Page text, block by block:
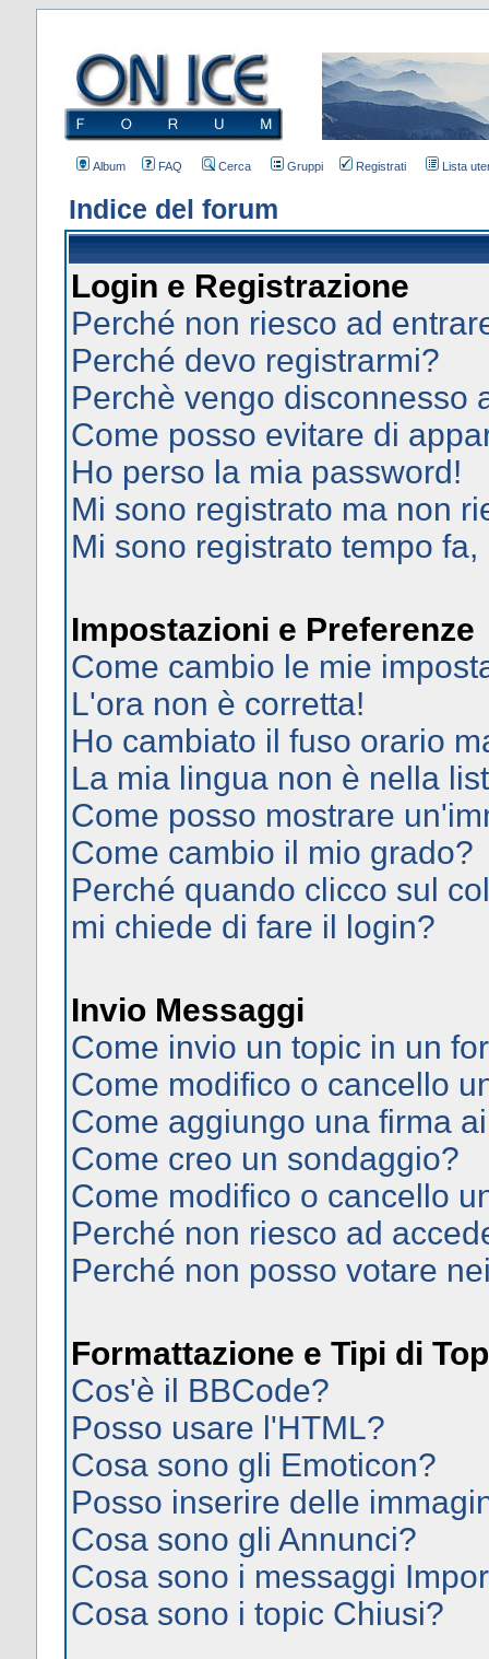
Album FAQ Cerca Gruppi Registrati Lista
Indice del forum
Login e Registrazione
Perché non riesco ad
Perché devo registrarmi?
Perchè vengo disconnesso
Come posso evitare di
Ho perso la mia password!
Mi sono registrato ma non
Mi sono registrato tempo
Impostazioni e Preferenze
Come cambio le mie
L'ora non è corretta!
Ho cambiato il fuso orario
La mia lingua non è nella
Come posso mostrare
Come cambio il mio grado?
Perché quando clicco sul
mi chiede di fare il login?
Invio Messaggi
Come invio un topic in un
Come modifico o cancello
Come aggiungo una firma
Come creo un sondaggio?
Come modifico o cancello
Perché non riesco ad
Perché non posso votare
Formattazione e Tipi di
Cos'è il BBCode?
Posso usare l'HTML?
Cosa sono gli Emoticon?
Posso inserire delle
Cosa sono gli Annunci?
Cosa sono i messaggi
Cosa sono i topic Chiusi?